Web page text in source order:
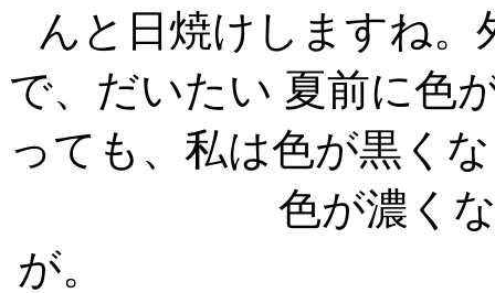
んと日焼けしますね
で、だいたい 夏前に色
っても、私は色が黒く
色が濃く
が。 最